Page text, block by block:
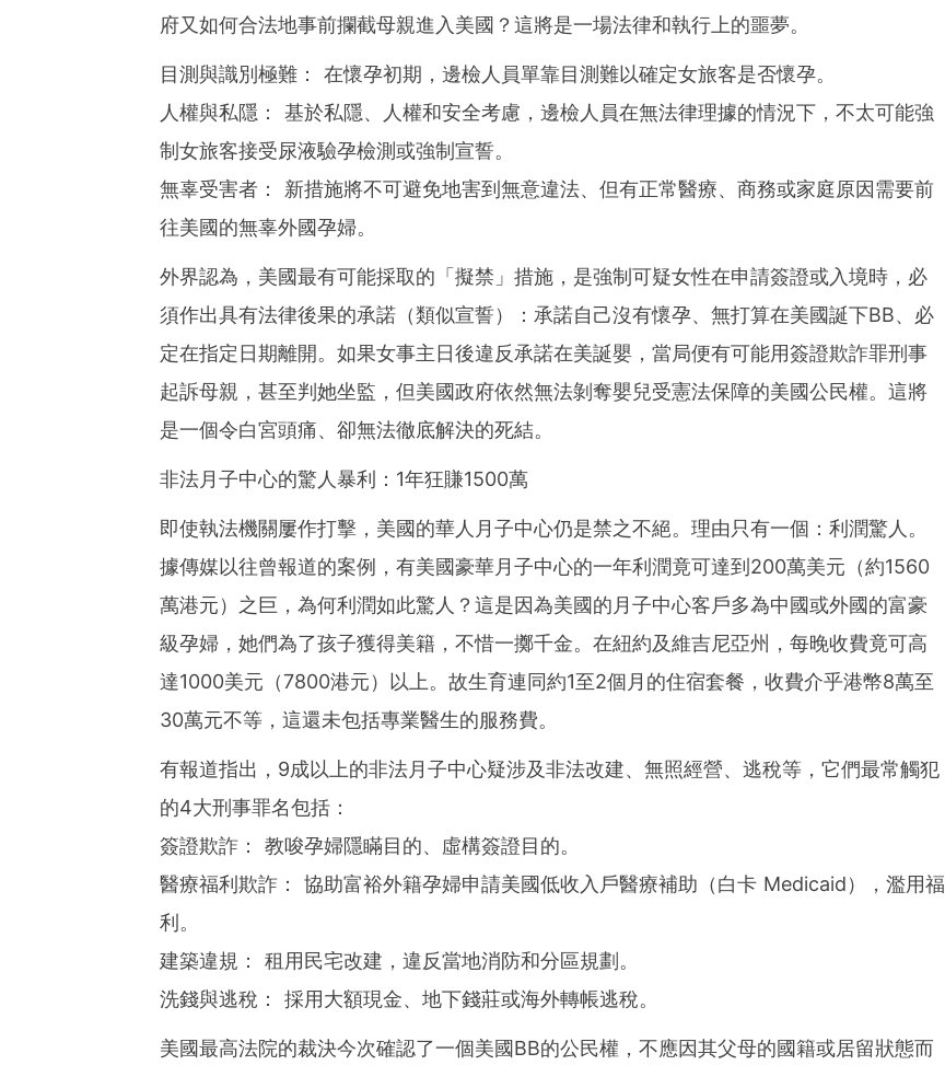
府又如何合法地事前攔截母親進入美國？這將是一場法律和執行上的噩夢。
目測與識別極難： 在懷孕初期，邊檢人員單靠目測難以確定女旅客是否懷孕。
人權與私隱： 基於私隱、人權和安全考慮，邊檢人員在無法律理據的情況下，不太可能強
制女旅客接受尿液驗孕檢測或強制宣誓。
無辜受害者： 新措施將不可避免地害到無意違法、但有正常醫療、商務或家庭原因需要前
往美國的無辜外國孕婦。
外界認為，美國最有可能採取的「擬禁」措施，是強制可疑女性在申請簽證或入境時，必
須作出具有法律後果的承諾（類似宣誓）：承諾自己沒有懷孕、無打算在美國誕下BB、必
定在指定日期離開。如果女事主日後違反承諾在美誕嬰，當局便有可能用簽證欺詐罪刑事
起訴母親，甚至判她坐監，但美國政府依然無法剝奪嬰兒受憲法保障的美國公民權。這將
是一個令白宮頭痛、卻無法徹底解決的死結。
非法月子中心的驚人暴利：1年狂賺1500萬
即使執法機關屢作打擊，美國的華人月子中心仍是禁之不絕。理由只有一個：利潤驚人。
據傳媒以往曾報道的案例，有美國豪華月子中心的一年利潤竟可達到200萬美元（約1560
萬港元）之巨，為何利潤如此驚人？這是因為美國的月子中心客戶多為中國或外國的富豪
級孕婦，她們為了孩子獲得美籍，不惜一擲千金。在紐約及維吉尼亞州，每晚收費竟可高
達1000美元（7800港元）以上。故生育連同約1至2個月的住宿套餐，收費介乎港幣8萬至
30萬元不等，這還未包括專業醫生的服務費。
有報道指出，9成以上的非法月子中心疑涉及非法改建、無照經營、逃稅等，它們最常觸犯
的4大刑事罪名包括：
簽證欺詐： 教唆孕婦隱瞞目的、虛構簽證目的。
醫療福利欺詐： 協助富裕外籍孕婦申請美國低收入戶醫療補助（白卡 Medicaid），濫用福
利。
建築違規： 租用民宅改建，違反當地消防和分區規劃。
洗錢與逃稅： 採用大額現金、地下錢莊或海外轉帳逃稅。
美國最高法院的裁決今次確認了一個美國BB的公民權，不應因其父母的國籍或居留狀態而